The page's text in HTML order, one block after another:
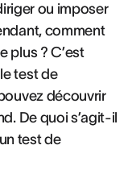
ou imposer
comment
plus ? C’est
test de
découvrir
De quoi s’agit-il
test de